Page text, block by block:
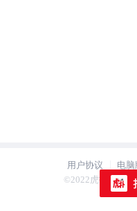
用户协议 电脑
©2022虎扑
用户协议 电脑
©2022虎扑